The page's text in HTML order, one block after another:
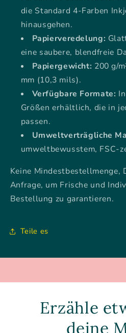
die Standard 4-Farben
hinausgehen.
Papierveredelung:
eine saubere, blendfreie
Papiergewicht: 200 g/
mm (10,3 mils).
Verfügbare Formate:
Größen erhältlich, die in
passen.
Umweltverträgliche
umweltbewusstem, FSC-
Keine Mindestbestellmenge,
Anfrage, um Frische und
Bestellung zu garantieren.
Teile es
Erzähle
deine